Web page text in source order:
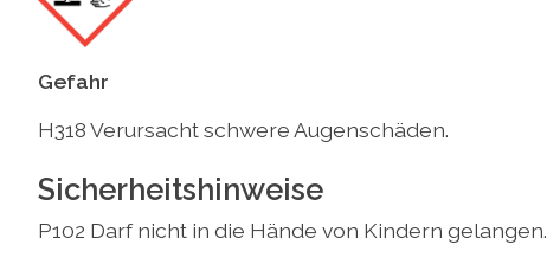
Gefahr
H318 Verursacht schwere Augenschäden.
Sicherheitshinweise
P102 Darf nicht in die Hände von Kindern gelangen.